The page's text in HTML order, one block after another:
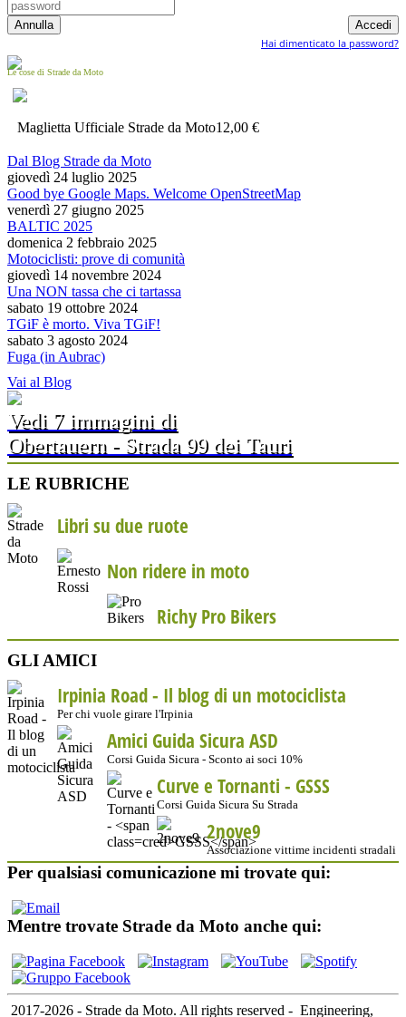
Hai dimenticato la password?
Le cose di Strade da Moto
Maglietta Ufficiale Strade da Moto12,00 €
Dal Blog Strade da Moto
giovedì 24 luglio 2025
Good bye Google Maps. Welcome OpenStreetMap
venerdì 27 giugno 2025
BALTIC 2025
domenica 2 febbraio 2025
Motociclisti: prove di comunità
giovedì 14 novembre 2024
Una NON tassa che ci tartassa
sabato 19 ottobre 2024
TGiF è morto. Viva TGiF!
sabato 3 agosto 2024
Fuga (in Aubrac)
Vai al Blog
Vedi 7 immagini di
Obertauern - Strada 99 dei Tauri
LE RUBRICHE
Libri su due ruote
Non ridere in moto
Richy Pro Bikers
GLI AMICI
Irpinia Road - Il blog di un motociclista
Per chi vuole girare l'Irpinia
Amici Guida Sicura ASD
Corsi Guida Sicura - Sconto ai soci 10%
Curve e Tornanti - GSSS
Corsi Guida Sicura Su Strada
2nove9
Associazione vittime incidenti stradali
Per qualsiasi comunicazione mi trovate qui:
Mentre trovate Strade da Moto anche qui:
2017-2026 - Strade da Moto. All rights reserved - Engineering,